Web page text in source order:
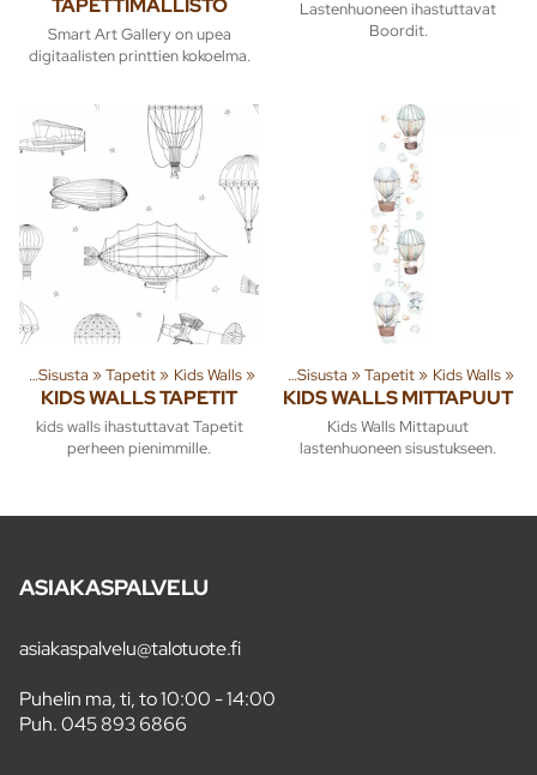
Smart Art Gallery on upea
digitaalisten printtien kokoelma.
Lastenhuoneen ihastuttavat
Boordit.
‪»Sisusta ‪»Tapetit‪» Kids Walls‪»
KIDS WALLS TAPETIT
kids walls ihastuttavat Tapetit
perheen pienimmille.
Tuoteryhmiä ja tuotteita ‪»Sisusta ‪»Tapetit‪» Kids Walls‪»
KIDS WALLS MITTAPUUT
Kids Walls Mittapuut
lastenhuoneen sisustukseen.
ASIAKASPALVELU
asiakaspalvelu@talotuote.fi
Puhelin ma, ti, to 10:00 - 14:00
Puh.045 893 6866